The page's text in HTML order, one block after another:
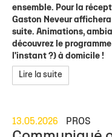
ensemble. Pour la
Gaston Neveur
suite. Animations,
découvrez le
l'instant ?) à domicile !
Lire la suite
13.05.2026 PROS